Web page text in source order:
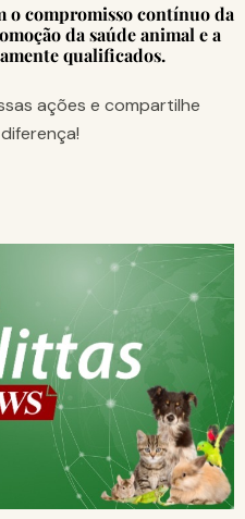
o compromisso contínuo da
da saúde animal e a
qualificados.
ações e compartilhe